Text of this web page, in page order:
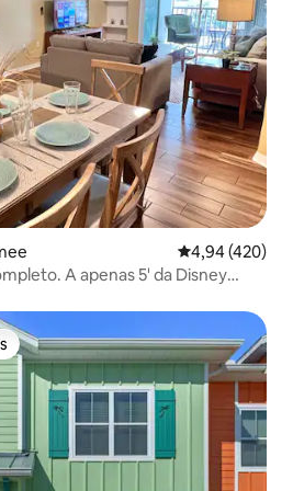
4,94 de uma
4,94 (420)
A apenas 5' da Disney